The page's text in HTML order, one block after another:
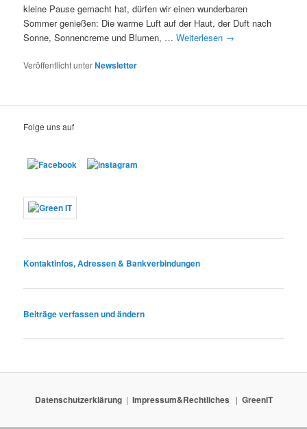
kleine Pause gemacht hat, dürfen wir einen wunderbaren
Sommer genießen: Die warme Luft auf der Haut, der Duft nach
Sonne, Sonnencreme und Blumen, …Weiterlesen →
Veröffentlicht unterNewsletter
Folge uns auf
Kontaktinfos, Adressen & Bankverbindungen
Beiträge verfassen und ändern
Datenschutzerklärung Impressum&Rechtliches GreenIT